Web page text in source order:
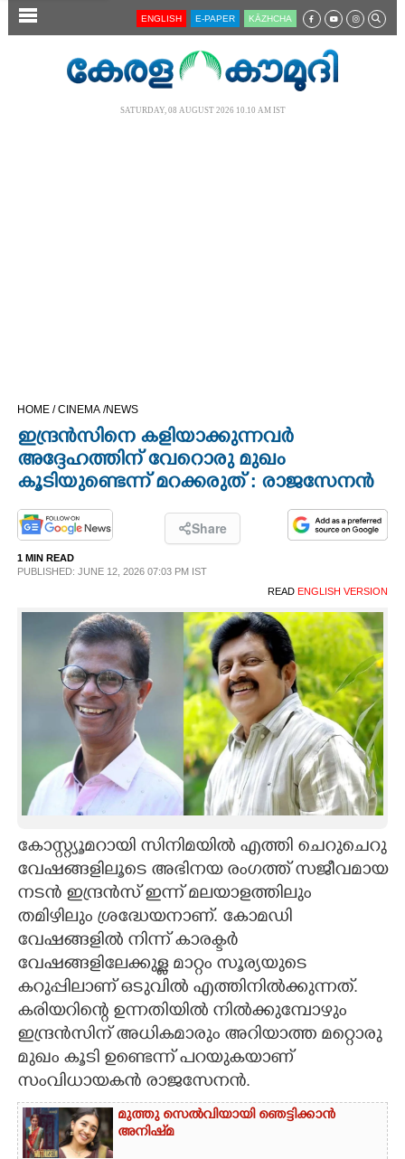
SECTIONS
OPINION
PHOTOS
LIFESTYLE
SPIRITUAL
ASTRO
CARTOONS
LITERATURE
ZOOM
CONTACT US
ENGLISH E-PAPER KĀZHCHA
SATURDAY, 08 AUGUST 2026 10.10 AM IST
HOME /CINEMA /NEWS
ഇന്ദ്രൻസിനെ കളിയാക്കുന്നവർ
അദ്ദേഹത്തിന് വേറൊരു മുഖം
കൂടിയുണ്ടെന്ന് മറക്കരുത് : രാജസേനൻ
Share
1 MIN READ
PUBLISHED: JUNE 12, 2026 07:03 PM IST
READ ENGLISH VERSION
കോസ്റ്റ്യൂമറായി സിനിമയിൽ എത്തി ചെറുചെറു
വേഷങ്ങളിലൂടെ അഭിനയ രംഗത്ത് സജീവമായ
നടൻ ഇന്ദ്രൻസ് ഇന്ന് മലയാളത്തിലും
തമിഴിലും ശ്രദ്ധേയനാണ്. കോമഡി
വേഷങ്ങളിൽ നിന്ന് കാരക്ടർ
വേഷങ്ങളിലേക്കുള്ള മാറ്റം സൂര്യയുടെ
കറുപ്പിലാണ് ഒടുവിൽ എത്തിനിൽക്കുന്നത്.
കരിയറിന്റെ ഉന്നതിയിൽ നിൽക്കുമ്പോഴും
ഇന്ദ്രൻസിന് അധികമാരും അറിയാത്ത മറ്റൊരു
മുഖം കൂടി ഉണ്ടെന്ന് പറയുകയാണ്
സംവിധായകൻ രാജസേനൻ.
മുത്തു സെൽവിയായി ഞെട്ടിക്കാൻ
അനിഷ്‌മ